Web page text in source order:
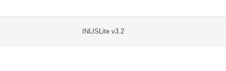
INLISLite v3.2